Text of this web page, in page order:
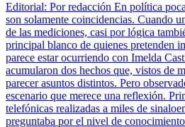
Editorial: Por redacción En política
son solamente coincidencias. Cuando
de las mediciones, casi por lógica
principal blanco de quienes pretenden
parece estar ocurriendo con Imelda
acumularon dos hechos que, vistos de
parecer asuntos distintos. Pero
escenario que merece una reflexión.
telefónicas realizadas a miles de
preguntaba por el nivel de